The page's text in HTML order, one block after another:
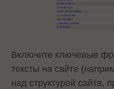
Включите ключевые
тексты на сайте
над структурой сайта,